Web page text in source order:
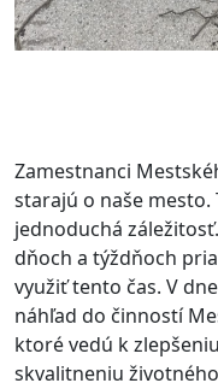
Zamestnanci
starajú o naše
jednoduchá
dňoch a týždňoch
využiť tento čas. V
náhľad do činností
ktoré vedú k
skvalitneniu